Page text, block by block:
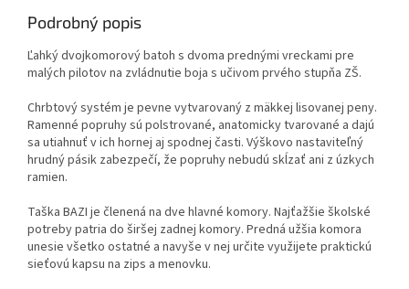
Podrobný popis
Ľahký dvojkomorový batoh s dvoma prednými vreckami pre
malých pilotov na zvládnutie boja s učivom prvého stupňa ZŠ.
Chrbtový systém je pevne vytvarovaný z mäkkej lisovanej peny.
Ramenné popruhy sú polstrované, anatomicky tvarované a dajú
sa utiahnuť v ich hornej aj spodnej časti. Výškovo nastaviteľný
hrudný pásik zabezpečí, že popruhy nebudú skĺzať ani z úzkych
ramien.
Taška BAZI je členená na dve hlavné komory. Najťažšie školské
potreby patria do širšej zadnej komory. Predná užšia komora
unesie všetko ostatné a navyše v nej určite využijete praktickú
sieťovú kapsu na zips a menovku.